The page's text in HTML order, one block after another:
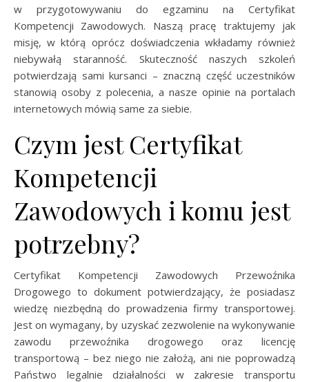
w przygotowywaniu do egzaminu na Certyfikat
Kompetencji Zawodowych. Naszą pracę traktujemy jak
misję, w którą oprócz doświadczenia wkładamy również
niebywałą staranność. Skuteczność naszych szkoleń
potwierdzają sami kursanci – znaczną część uczestników
stanowią osoby z polecenia, a nasze opinie na portalach
internetowych mówią same za siebie.
Czym jest Certyfikat
Kompetencji
Zawodowych i komu jest
potrzebny?
Certyfikat Kompetencji Zawodowych Przewoźnika
Drogowego to dokument potwierdzający, że posiadasz
wiedzę niezbędną do prowadzenia firmy transportowej.
Jest on wymagany, by uzyskać zezwolenie na wykonywanie
zawodu przewoźnika drogowego oraz licencję
transportową – bez niego nie założą, ani nie poprowadzą
Państwo legalnie działalności w zakresie transportu